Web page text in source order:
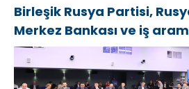
Birleşik Rusya Partisi,
Merkez Bankası ve iş
SuperJob, Sovyet Askeri
istihdamı için Rusya’da